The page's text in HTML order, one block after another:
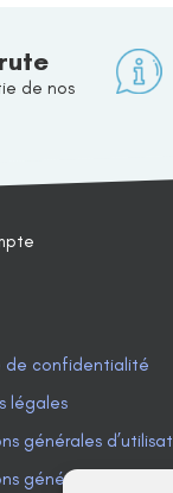
de nos
de confidentialité
légales
générales
générales de vente